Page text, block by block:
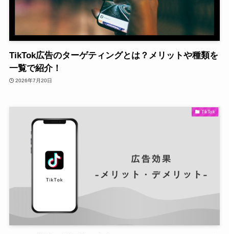
TikTok広告のターゲティングとは？メリットや種類を
一覧で紹介！
2026年7月20日
TikTok